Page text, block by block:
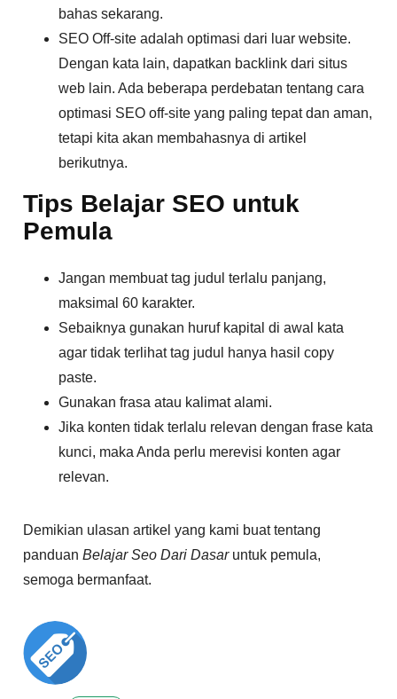
bahas sekarang.
SEO Off-site adalah optimasi dari luar website.
Dengan kata lain, dapatkan backlink dari situs
web lain. Ada beberapa perdebatan tentang cara
optimasi SEO off-site yang paling tepat dan aman,
tetapi kita akan membahasnya di artikel
berikutnya.
Tips Belajar SEO untuk
Pemula
Jangan membuat tag judul terlalu panjang,
maksimal 60 karakter.
Sebaiknya gunakan huruf kapital di awal kata
agar tidak terlihat tag judul hanya hasil copy
paste.
Gunakan frasa atau kalimat alami.
Jika konten tidak terlalu relevan dengan frase kata
kunci, maka Anda perlu merevisi konten agar
relevan.
Demikian ulasan artikel yang kami buat tentang
panduanBelajar Seo Dari Dasaruntuk pemula,
semoga bermanfaat.